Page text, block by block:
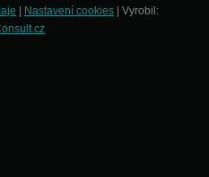
Nastavení cookies | Vyrobil: